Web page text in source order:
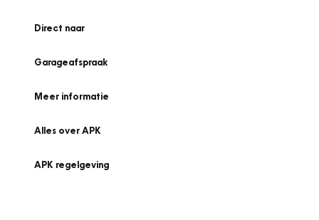
Direct naar
Garageafspraak
Meer informatie
Alles over APK
APK regelgeving